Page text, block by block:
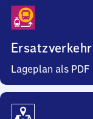
Ersatzverkehr
Lageplan als PDF